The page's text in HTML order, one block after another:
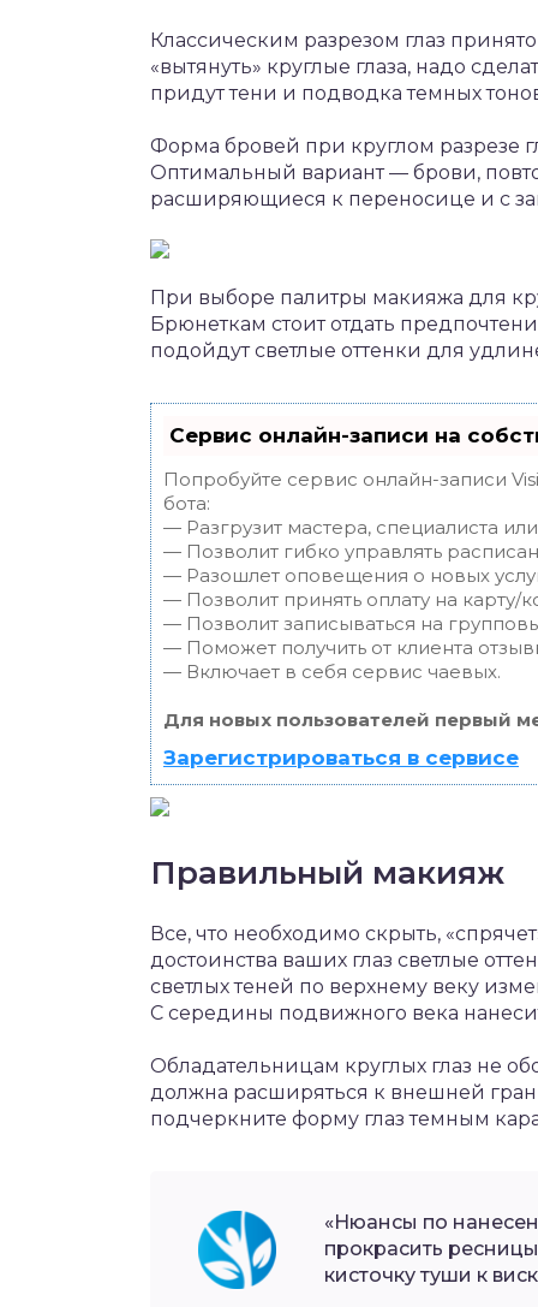
Классическим разрезом глаз
«вытянуть» круглые глаза, надо
придут тени и подводка темных
Форма бровей при круглом разрезе
Оптимальный вариант — брови,
расширяющиеся к переносице и с
При выборе палитры макияжа для
Брюнеткам стоит отдать
подойдут светлые оттенки для
Сервис онлайн-записи на
Попробуйте сервис онлайн-записи
бота:
— Разгрузит мастера, специалиста
— Позволит гибко управлять
— Разошлет оповещения о новых
— Позволит принять оплату на карту/
— Позволит записываться на
— Поможет получить от клиента
— Включает в себя сервис чаевых.
Для новых пользователей первый
Зарегистрироваться в сервисе
Правильный макияж
Все, что необходимо скрыть,
достоинства ваших глаз светлые
светлых теней по верхнему веку
С середины подвижного века
Обладательницам круглых глаз не
должна расширяться к внешней
подчеркните форму глаз темным
«Нюансы по
прокрасить
кисточку туши к